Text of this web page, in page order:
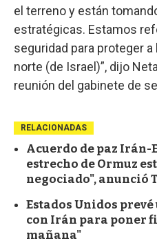
el terreno y están
estratégicas. Estamos
seguridad para proteger
norte (de Israel)”, dijo
reunión del gabinete de
RELACIONADAS
Acuerdo de paz Irán-
estrecho de Ormuz
negociado", anunció
Estados Unidos
con Irán para poner
mañana"